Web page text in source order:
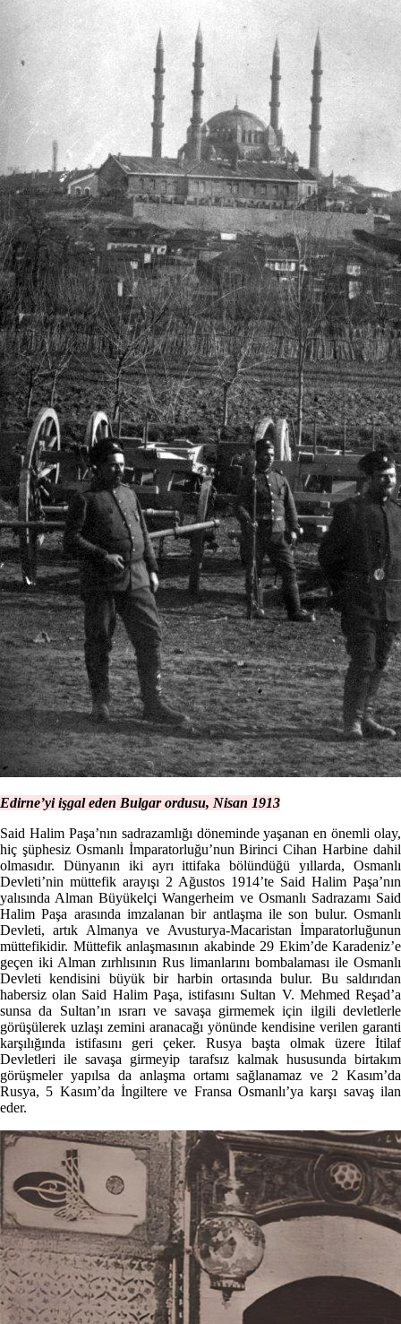
Edirne’yi işgal eden Bulgar ordusu, Nisan 1913
Said Halim Paşa’nın sadrazamlığı döneminde yaşanan en önemli olay,
hiç şüphesiz Osmanlı İmparatorluğu’nun Birinci Cihan Harbine dahil
olmasıdır. Dünyanın iki ayrı ittifaka bölündüğü yıllarda, Osmanlı
Devleti’nin müttefik arayışı 2 Ağustos 1914’te Said Halim Paşa’nın
yalısında Alman Büyükelçi Wangerheim ve Osmanlı Sadrazamı Said
Halim Paşa arasında imzalanan bir antlaşma ile son bulur. Osmanlı
Devleti, artık Almanya ve Avusturya-Macaristan İmparatorluğunun
müttefikidir. Müttefik anlaşmasının akabinde 29 Ekim’de Karadeniz’e
geçen iki Alman zırhlısının Rus limanlarını bombalaması ile Osmanlı
Devleti kendisini büyük bir harbin ortasında bulur. Bu saldırıdan
habersiz olan Said Halim Paşa, istifasını Sultan V. Mehmed Reşad’a
sunsa da Sultan’ın ısrarı ve savaşa girmemek için ilgili devletlerle
görüşülerek uzlaşı zemini aranacağı yönünde kendisine verilen garanti
karşılığında istifasını geri çeker. Rusya başta olmak üzere İtilaf
Devletleri ile savaşa girmeyip tarafsız kalmak hususunda birtakım
görüşmeler yapılsa da anlaşma ortamı sağlanamaz ve 2 Kasım’da
Rusya, 5 Kasım’da İngiltere ve Fransa Osmanlı’ya karşı savaş ilan
eder.